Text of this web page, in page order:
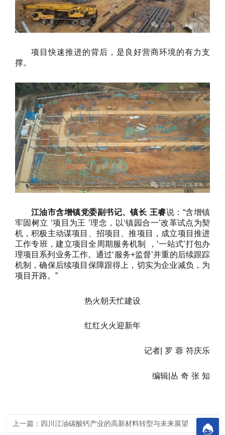
项目快速推进的背后，是良好营商环境的有力支
撑。
江油市含增镇党委副书记、镇长 王睿说：“含增镇
牢固树立 ‘项目为王 ’理念，以‘镇园合一’改革试点为契
机，积极主动谋项目、招项目、推项目，成立项目推进
工作专班，建立项目全周期服务机制 ，‘一站式’打包办
理项目系列业务工作。通过‘服务+监督’并重的后续跟踪
机制，确保后续项目保障跟得上，切实为企业减负，为
项目开路。”
热火朝天忙建设
红红火火迎新年
记者| 罗 蓉 符庆乐
编辑|丛 奇 张 知
上一篇：四川江油碳酸钙产业的高新材料转型与未来展望